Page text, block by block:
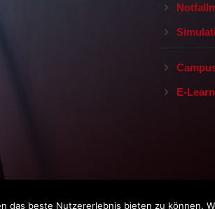
E-
das beste Nutzererlebnis bieten zu können.